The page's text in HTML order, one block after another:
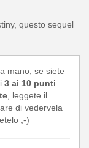
questo sequel
mano, se siete
3 ai 10 punti
, leggete il
di vedervela
;-)